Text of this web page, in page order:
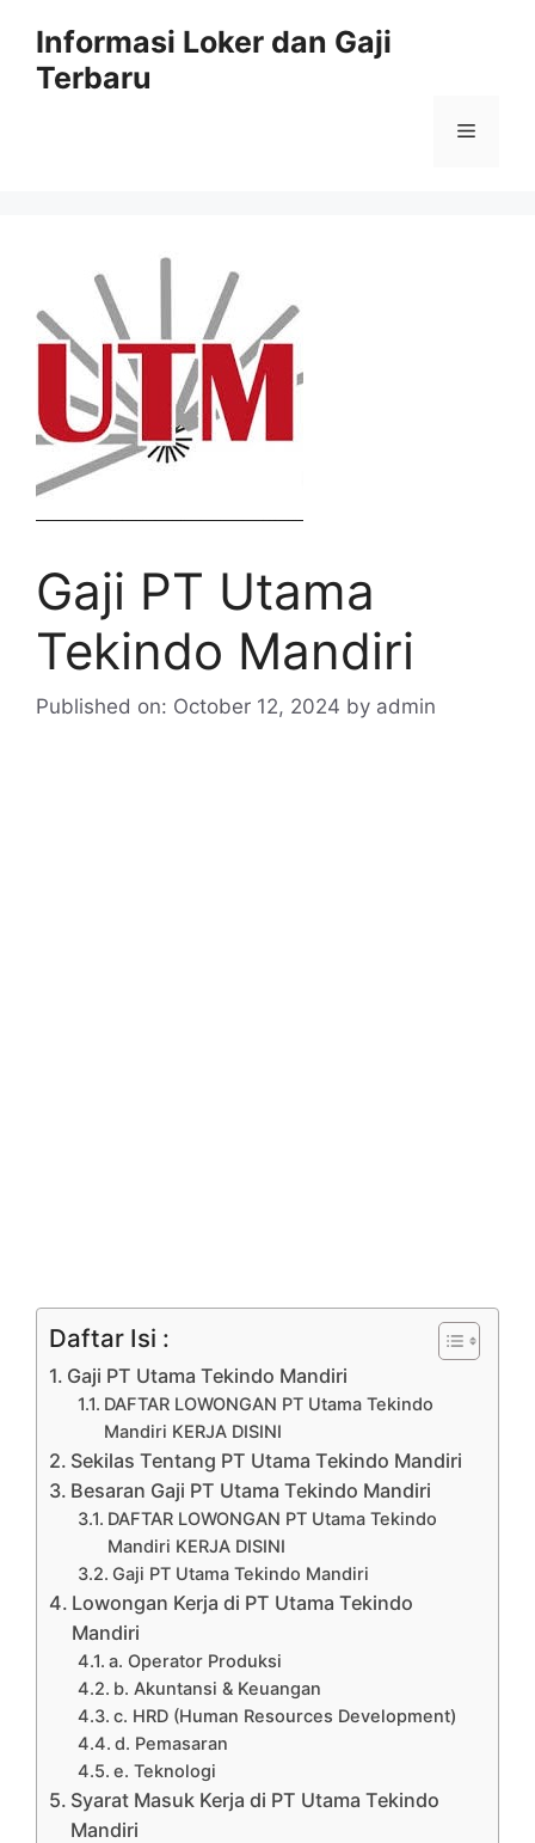
content
Informasi Loker dan Gaji
Terbaru
Menu
Gaji PT Utama
Tekindo Mandiri
Published on: October 12, 2024 by admin
Daftar Isi :
Gaji PT Utama Tekindo Mandiri
DAFTAR LOWONGAN PT Utama Tekindo
Mandiri KERJA DISINI
Sekilas Tentang PT Utama Tekindo Mandiri
Besaran Gaji PT Utama Tekindo Mandiri
DAFTAR LOWONGAN PT Utama Tekindo
Mandiri KERJA DISINI
Gaji PT Utama Tekindo Mandiri
Lowongan Kerja di PT Utama Tekindo
Mandiri
a. Operator Produksi
b. Akuntansi & Keuangan
c. HRD (Human Resources Development)
d. Pemasaran
e. Teknologi
Syarat Masuk Kerja di PT Utama Tekindo
Mandiri